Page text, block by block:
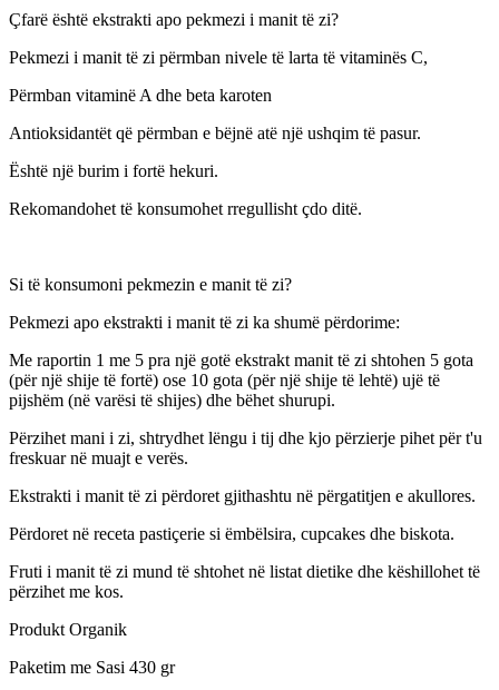
Çfarë është ekstrakti apo pekmezi i manit të zi?
Pekmezi i manit të zi përmban nivele të larta të vitaminës C,
Përmban vitaminë A dhe beta karoten
Antioksidantët që përmban e bëjnë atë një ushqim të pasur.
Është një burim i fortë hekuri.
Rekomandohet të konsumohet rregullisht çdo ditë.
Si të konsumoni pekmezin e manit të zi?
Pekmezi apo ekstrakti i manit të zi ka shumë përdorime:
Me raportin 1 me 5 pra një gotë ekstrakt manit të zi shtohen 5 gota
(për një shije të fortë) ose 10 gota (për një shije të lehtë) ujë të
pijshëm (në varësi të shijes) dhe bëhet shurupi.
Përzihet mani i zi, shtrydhet lëngu i tij dhe kjo përzierje pihet për t'u
freskuar në muajt e verës.
Ekstrakti i manit të zi përdoret gjithashtu në përgatitjen e akullores.
Përdoret në receta pastiçerie si ëmbëlsira, cupcakes dhe biskota.
Fruti i manit të zi mund të shtohet në listat dietike dhe këshillohet të
përzihet me kos.
Produkt Organik
Paketim me Sasi 430 gr